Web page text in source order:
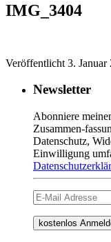
IMG_3404
Veröffentlicht 3. Januar
Newsletter
Abonniere
Zusammen-
Datenschutz,
Einwilligung